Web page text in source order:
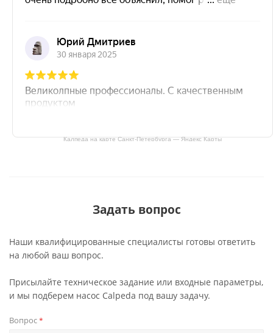
Калпеда на карте Санкт‑Петербурга — Яндекс Карты
Задать вопрос
Наши квалифицированные специалисты готовы ответить
на любой ваш вопрос.
Присылайте техническое задание или входные параметры,
и мы подберем насос Calpeda под вашу задачу.
Вопрос*